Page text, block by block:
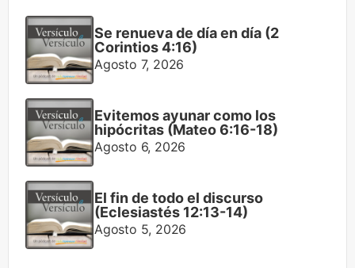
Se renueva de día en día (2
Corintios 4:16)
Agosto 7, 2026
Evitemos ayunar como los
hipócritas (Mateo 6:16-18)
Agosto 6, 2026
El fin de todo el discurso
(Eclesiastés 12:13-14)
Agosto 5, 2026